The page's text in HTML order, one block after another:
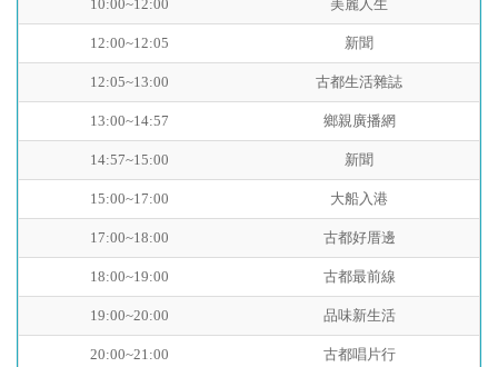
10:00~12:00 美麗人生
12:00~12:05 新聞
12:05~13:00 古都生活雜誌
13:00~14:57 鄉親廣播網
14:57~15:00 新聞
15:00~17:00 大船入港
17:00~18:00 古都好厝邊
18:00~19:00 古都最前線
19:00~20:00 品味新生活
20:00~21:00 古都唱片行